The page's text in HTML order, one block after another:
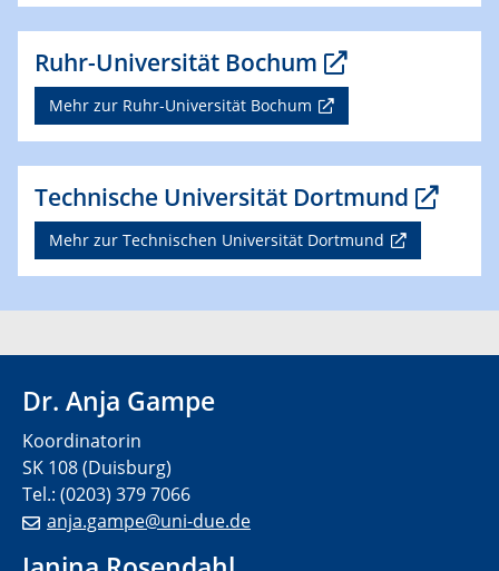
Ruhr-Universität Bochum
Mehr zur Ruhr-Universität Bochum
Technische Universität Dortmund
Mehr zur Technischen Universität Dortmund
Dr. Anja Gampe
Koordinatorin
SK 108 (Duisburg)
Tel.: (0203) 379 7066
anja.gampe@uni-due.de